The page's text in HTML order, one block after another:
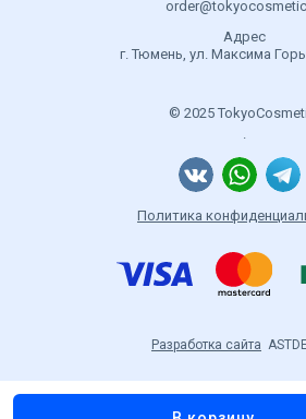
Адрес
г. Тюмень, ул. Максима
© 2025
.
Политика
Разработка сайта